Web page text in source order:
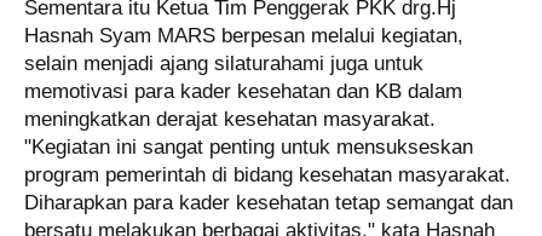
Sementara itu Ketua Tim Penggerak PKK drg.Hj
Hasnah Syam MARS berpesan melalui kegiatan,
selain menjadi ajang silaturahami juga untuk
memotivasi para kader kesehatan dan KB dalam
meningkatkan derajat kesehatan masyarakat.
"Kegiatan ini sangat penting untuk mensukseskan
program pemerintah di bidang kesehatan masyarakat.
Diharapkan para kader kesehatan tetap semangat dan
bersatu melakukan berbagai aktivitas," kata Hasnah